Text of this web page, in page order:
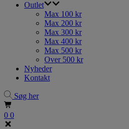
Outlet
Max 100 kr
Max 200 kr
Max 300 kr
Max 400 kr
Max 500 kr
Over 500 kr
Nyheder
Kontakt
Søg her
0 0